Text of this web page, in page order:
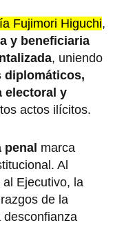
Fujimori Higuchi,
y beneficiaria
, uniendo
diplomáticos,
electoral y
actos ilícitos.
marca
Al
Ejecutivo, la
de la
desconfianza